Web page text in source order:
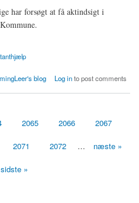
har forsøgt at få aktindsigt i
i Hørning Kommune
blog Log into post comments
2065 2066 2067
2071 2072 … næste »
sidste »